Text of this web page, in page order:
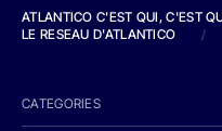
ATLANTICO C'EST QUI, C'EST
LE RESEAU D'ATLANTICO
/
CATEGORIES